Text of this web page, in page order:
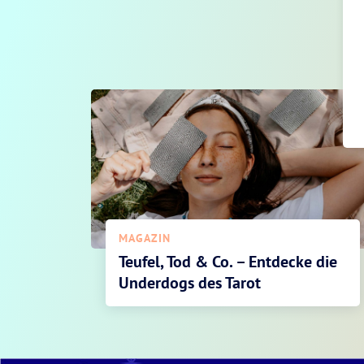
MAGAZIN
Teufel, Tod & Co. – Entdecke die
Underdogs des Tarot